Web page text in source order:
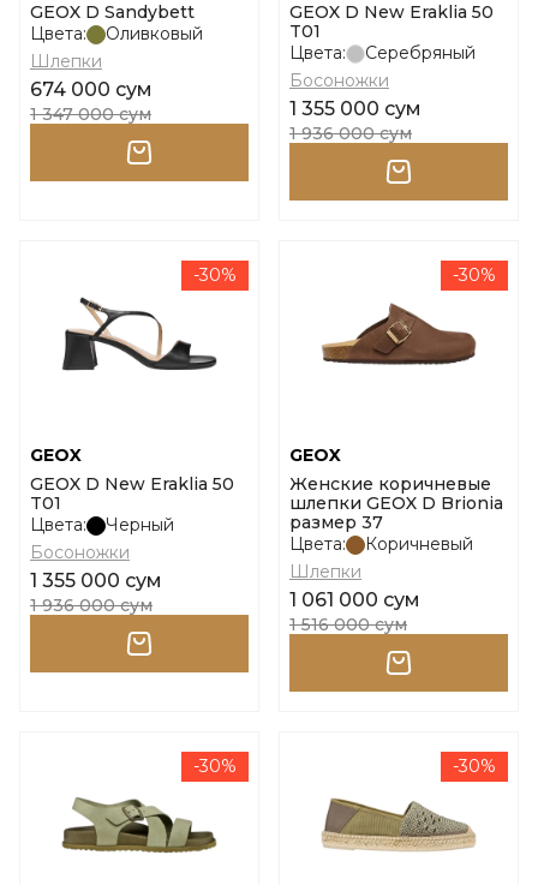
GEOX D Sandybett
Цвета:
Оливковый
Шлепки
674 000 сум
1 347 000 сум
GEOX D New Eraklia 50
T01
Цвета:
Серебряный
Босоножки
1 355 000 сум
1 936 000 сум
-30%
GEOX
GEOX D New Eraklia 50
T01
Цвета:
Черный
Босоножки
1 355 000 сум
1 936 000 сум
-30%
GEOX
Женские коричневые
шлепки GEOX D Brionia
размер 37
Цвета:
Коричневый
Шлепки
1 061 000 сум
1 516 000 сум
-30% -30%